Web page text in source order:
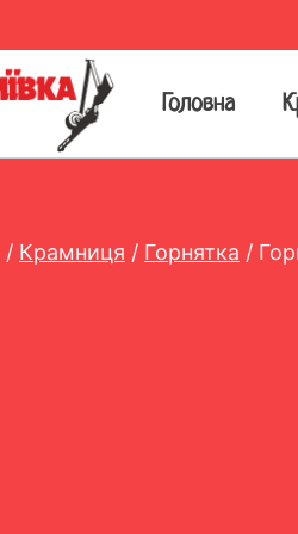
Головна
/ Крамниця / Горнятка /